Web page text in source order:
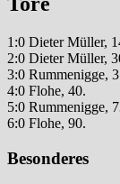
1:0 Dieter Müller,
2:0 Dieter Müller,
3:0 Rummenigge,
4:0 Flohe, 40.
5:0 Rummenigge,
6:0 Flohe, 90.
Besonderes